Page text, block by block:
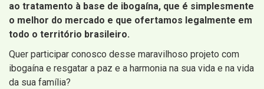
ao tratamento à base de ibogaína, que é simplesmente
o melhor do mercado e que ofertamos legalmente em
todo o território brasileiro.
Quer participar conosco desse maravilhoso projeto com
ibogaína e resgatar a paz e a harmonia na sua vida e na vida
da sua família?